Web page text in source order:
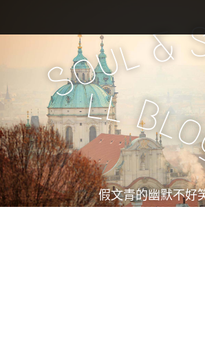
e
n
u
i
c
n
t
e
n
t
S
oul&
ll Bl
假文青的幽默不好